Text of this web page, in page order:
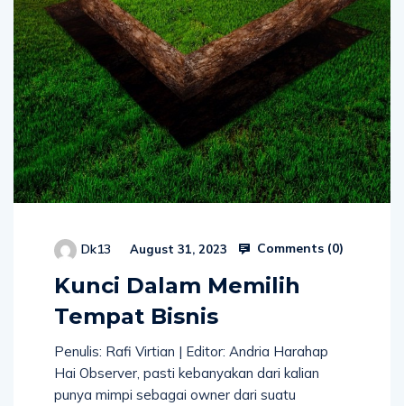
Dk13 August 31, 2023 Comments (0)
Kunci Dalam Memilih
Tempat Bisnis
Penulis: Rafi Virtian | Editor: Andria Harahap
Hai Observer, pasti kebanyakan dari kalian
punya mimpi sebagai owner dari suatu